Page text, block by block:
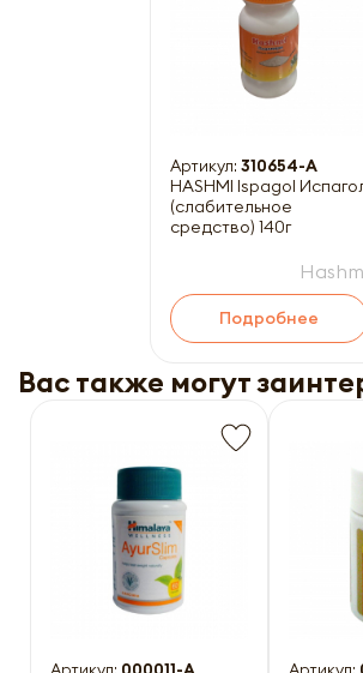
Артикул: 310654-A
HASHMI Ispagol
(слабительное
средство) 140г
Подробнее
Вас также могут